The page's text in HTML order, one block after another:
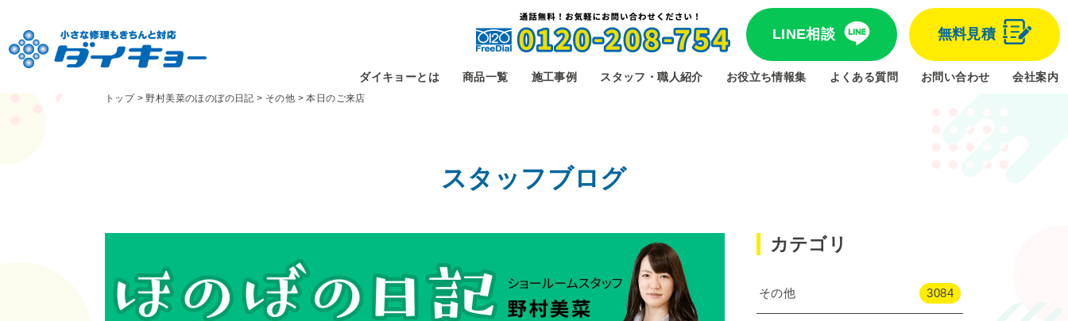
LINE相談 無料見積
ダイキョーとは 商品一覧 施工事例 スタッフ・職人紹介 お役立ち情報集 よくある質問 お問い合わせ 会社案内
トップ>野村美菜のほのぼの日記 > その他 >本日のご来店
スタッフブログ
カテゴリ
その他 3084